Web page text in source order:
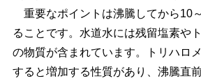
重要なポイントは沸騰してから10
ることです。水道水には残留塩素や
の物質が含まれています。トリハロ
すると増加する性質があり、沸騰直